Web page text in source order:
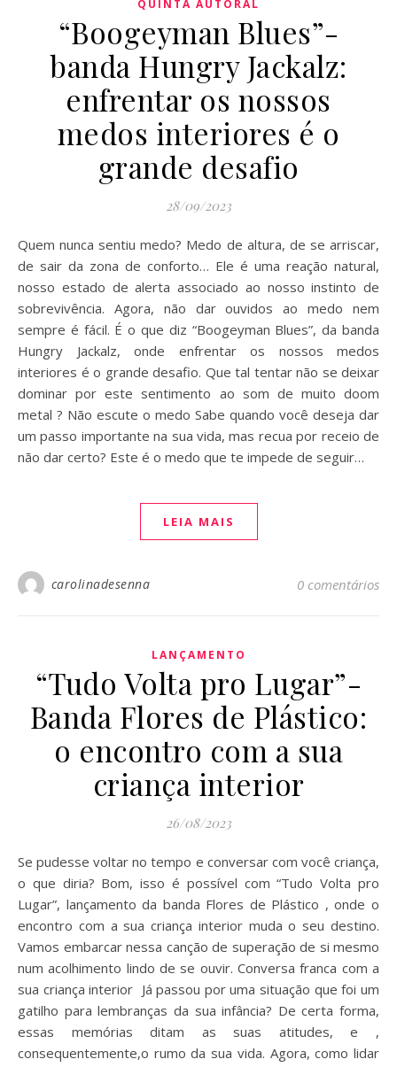
QUINTA AUTORAL
“Boogeyman Blues”-
banda Hungry Jackalz:
enfrentar os nossos
medos interiores é o
grande desafio
28/09/2023
Quem nunca sentiu medo? Medo de altura, de se arriscar,
de sair da zona de conforto… Ele é uma reação natural,
nosso estado de alerta associado ao nosso instinto de
sobrevivência. Agora, não dar ouvidos ao medo nem
sempre é fácil. É o que diz “Boogeyman Blues”, da banda
Hungry Jackalz, onde enfrentar os nossos medos
interiores é o grande desafio. Que tal tentar não se deixar
dominar por este sentimento ao som de muito doom
metal ? Não escute o medo Sabe quando você deseja dar
um passo importante na sua vida, mas recua por receio de
não dar certo? Este é o medo que te impede de seguir…
LEIA MAIS
carolinadesenna 0 comentários
LANÇAMENTO
“Tudo Volta pro Lugar”-
Banda Flores de Plástico:
o encontro com a sua
criança interior
26/08/2023
Se pudesse voltar no tempo e conversar com você criança,
o que diria? Bom, isso é possível com “Tudo Volta pro
Lugar”, lançamento da banda Flores de Plástico , onde o
encontro com a sua criança interior muda o seu destino.
Vamos embarcar nessa canção de superação de si mesmo
num acolhimento lindo de se ouvir. Conversa franca com a
sua criança interior Já passou por uma situação que foi um
gatilho para lembranças da sua infância? De certa forma,
essas memórias ditam as suas atitudes, e ,
consequentemente,o rumo da sua vida. Agora, como lidar